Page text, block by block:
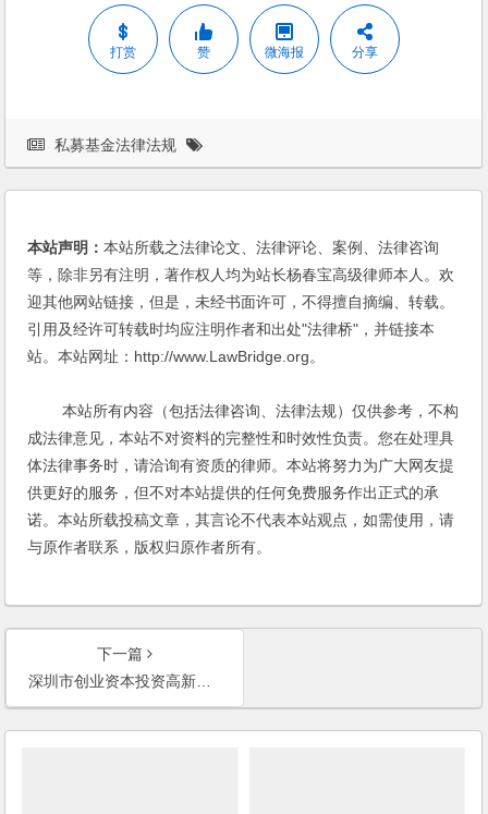
打赏 赞 微海报 分享
私募基金法律法规
本站声明：本站所载之法律论文、法律评论、案例、法律咨询
等，除非另有注明，著作权人均为站长杨春宝高级律师本人。欢
迎其他网站链接，但是，未经书面许可，不得擅自摘编、转载。
引用及经许可转载时均应注明作者和出处"法律桥"，并链接本
站。本站网址：http://www.LawBridge.org。
本站所有内容（包括法律咨询、法律法规）仅供参考，不构
成法律意见，本站不对资料的完整性和时效性负责。您在处理具
体法律事务时，请洽询有资质的律师。本站将努力为广大网友提
供更好的服务，但不对本站提供的任何免费服务作出正式的承
诺。本站所载投稿文章，其言论不代表本站观点，如需使用，请
与原作者联系，版权归原作者所有。
下一篇
深圳市创业资本投资高新技术产业暂行规定